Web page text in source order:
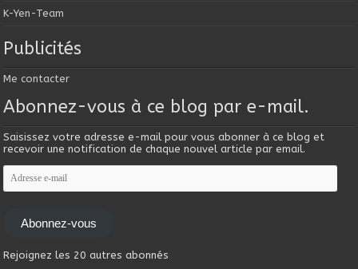
K-Yen-Team
Publicités
Me contacter
Abonnez-vous à ce blog par e-mail.
Saisissez votre adresse e-mail pour vous abonner à ce blog et
recevoir une notification de chaque nouvel article par email.
Adresse
e-
mail
Abonnez-vous
Rejoignez les 20 autres abonnés